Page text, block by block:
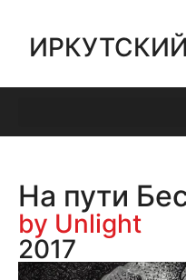
На пути
by Unlight
2017